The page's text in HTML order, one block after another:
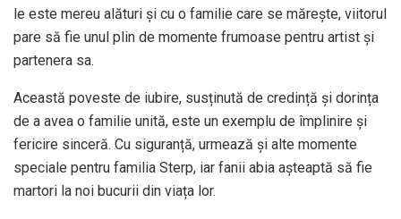
le este mereu alături și cu o familie care se mărește, viitorul
pare să fie unul plin de momente frumoase pentru artist și
partenera sa.
Această poveste de iubire, susținută de credință și dorința
de a avea o familie unită, este un exemplu de împlinire și
fericire sinceră. Cu siguranță, urmează și alte momente
speciale pentru familia Sterp, iar fanii abia așteaptă să fie
martori la noi bucurii din viața lor.